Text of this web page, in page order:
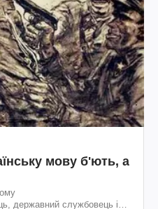
мову б'ють, а
державний службовець і